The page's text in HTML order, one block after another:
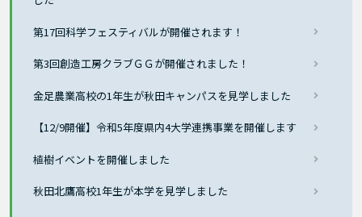
第17回科学フェスティバルが開催されます！
第3回創造工房クラブＧＧが開催されました！
金足農業高校の1年生が秋田キャンパスを見学しました
【12/9開催】令和5年度県内4大学連携事業を開催します
植樹イベントを開催しました
秋田北鷹高校1年生が本学を見学しました